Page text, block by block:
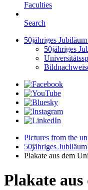
Faculties
Search
50jähriges
50jähriges
Pictures from the
50jähriges
Plakate aus dem
Plakate